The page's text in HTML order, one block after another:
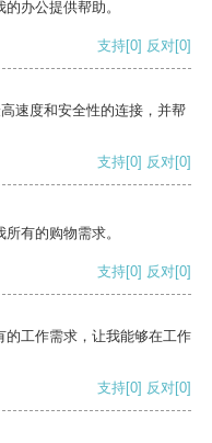
办公提供帮助。
支持[0] 反对[0]
速度和安全性的连接，并帮
支持[0] 反对[0]
有的购物需求。
支持[0] 反对[0]
的工作需求，让我能够在工作
支持[0] 反对[0]